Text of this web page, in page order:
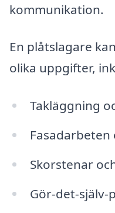
kommunikation.
En plåtslagare
olika uppgifter,
Takläggning
Fasadarbeten
Skorstenar
Gör-det-själv-